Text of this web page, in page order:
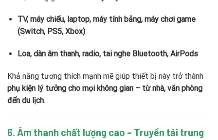
TV, máy chiếu, laptop, máy tính bảng, máy chơi game
(Switch, PS5, Xbox)
Loa, dàn âm thanh, radio, tai nghe Bluetooth, AirPods
Khả năng tương thích mạnh mẽ giúp thiết bị này trở thành
phụ kiện lý tưởng cho mọi không gian – từ nhà, văn phòng
đến du lịch.
6. Âm thanh chất lượng cao – Truyền tải trung